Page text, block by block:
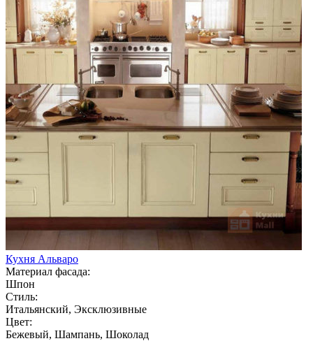
Кухня Альваро
Материал фасада:
Шпон
Стиль:
Итальянский, Эксклюзивные
Цвет:
Бежевый, Шампань, Шоколад